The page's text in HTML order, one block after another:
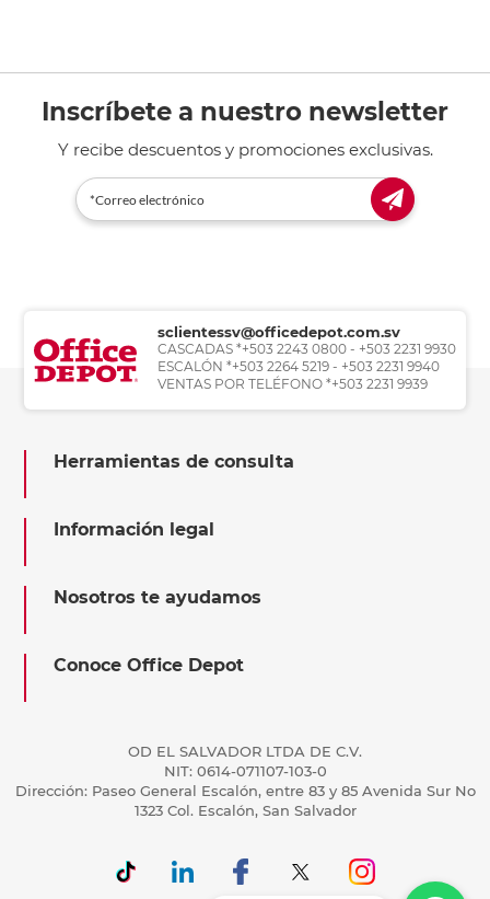
Inscríbete a nuestro newsletter
Y recibe descuentos y promociones exclusivas.
sclientessv@officedepot.com.sv
CASCADAS *+503 2243 0800 - +503 2231 9930
ESCALÓN *+503 2264 5219 - +503 2231 9940
VENTAS POR TELÉFONO *+503 2231 9939
Herramientas de consulta
Información legal
Nosotros te ayudamos
Conoce Office Depot
OD EL SALVADOR LTDA DE C.V.
NIT: 0614-071107-103-0
Dirección: Paseo General Escalón, entre 83 y 85 Avenida Sur No
1323 Col. Escalón, San Salvador